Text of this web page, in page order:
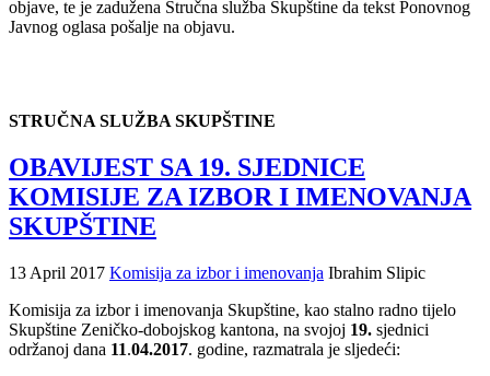
objave, te je zadužena Stručna služba Skupštine da tekst Ponovnog
Javnog oglasa pošalje na objavu.
STRUČNA SLUŽBA SKUPŠTINE
OBAVIJEST SA 19. SJEDNICE
KOMISIJE ZA IZBOR I IMENOVANJA
SKUPŠTINE
13 April 2017 Komisija za izbor i imenovanja Ibrahim Slipic
Komisija za izbor i imenovanja Skupštine, kao stalno radno tijelo
Skupštine Zeničko-dobojskog kantona, na svojoj 19. sjednici
održanoj dana 11.04.2017. godine, razmatrala je sljedeći: